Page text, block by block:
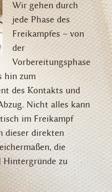
Wir gehen durch
jede Phase des
Freikampfes – von
der
Vorbereitungsphase
hin zum
des Kontakts und
Nicht alles kann
im Freikampf
dieser direkten
die
zu